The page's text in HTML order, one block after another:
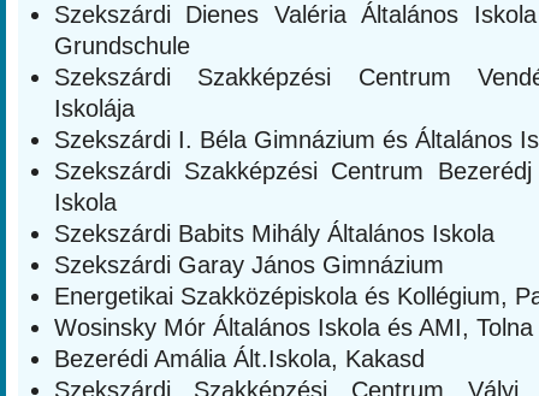
Szekszárdi Dienes Valéria Általános
Grundschule
Szekszárdi Szakképzési Centrum
Iskolája
Szekszárdi I. Béla Gimnázium és Általános
Szekszárdi Szakképzési Centrum
Iskola
Szekszárdi Babits Mihály Általános Iskola
Szekszárdi Garay János Gimnázium
Energetikai Szakközépiskola és Kollégium,
Wosinsky Mór Általános Iskola és AMI, Tolna
Bezerédi Amália Ált.Iskola, Kakasd
Szekszárdi Szakképzési Centrum Vályi